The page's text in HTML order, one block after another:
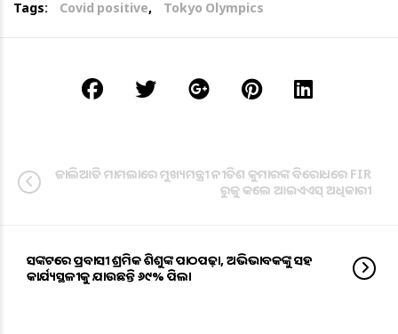
Tags: Covid positive, Tokyo Olympics
ଜାଲିଆତି ମାମଲାରେ ମୁଖ୍ୟମନ୍ତ୍ରୀ ନୀତିଶ କୁମାରଙ୍କ ବିରୋଧରେ FIR
ରୁଜୁ କଲେ ଆଇଏଏସ୍ ଅଧିକାରୀ
ସଙ୍କଟରେ ପ୍ରବାସୀ ଶ୍ରମିକ ଶିଶୁଙ୍କ ପାଠପଢ଼ା, ଅଭିଭାବକଙ୍କୁ ସହ
କାର୍ଯ୍ୟସ୍ଥଳୀକୁ ଯାଉଛନ୍ତି ୬୯% ପିଲା